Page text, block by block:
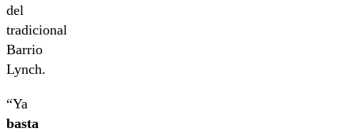
del
tradicional
Barrio
Lynch.
“Ya
basta